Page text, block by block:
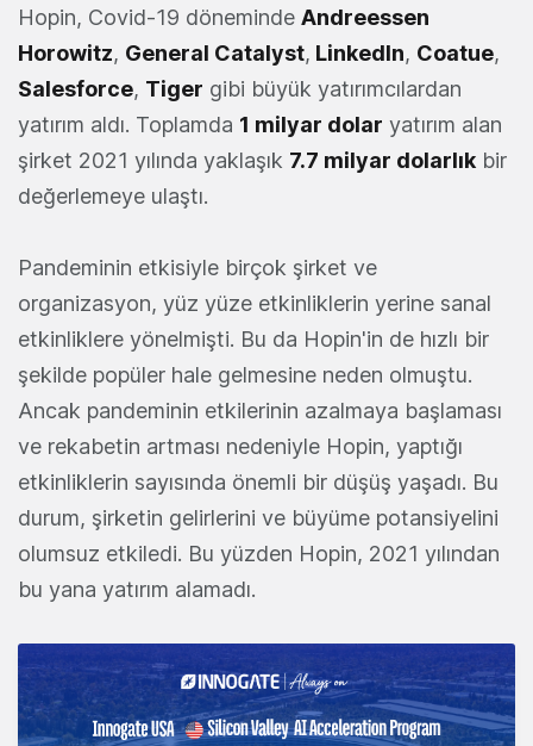
Hopin, Covid-19 döneminde Andreessen
Horowitz, General Catalyst, LinkedIn, Coatue,
Salesforce, Tiger gibi büyük yatırımcılardan
yatırım aldı. Toplamda 1 milyar dolar yatırım alan
şirket 2021 yılında yaklaşık 7.7 milyar dolarlık bir
değerlemeye ulaştı.
Pandeminin etkisiyle birçok şirket ve
organizasyon, yüz yüze etkinliklerin yerine sanal
etkinliklere yönelmişti. Bu da Hopin'in de hızlı bir
şekilde popüler hale gelmesine neden olmuştu.
Ancak pandeminin etkilerinin azalmaya başlaması
ve rekabetin artması nedeniyle Hopin, yaptığı
etkinliklerin sayısında önemli bir düşüş yaşadı. Bu
durum, şirketin gelirlerini ve büyüme potansiyelini
olumsuz etkiledi. Bu yüzden Hopin, 2021 yılından
bu yana yatırım alamadı.